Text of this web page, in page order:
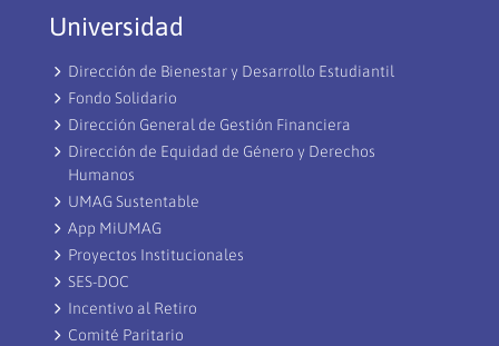
Universidad
Dirección de Bienestar y Desarrollo Estudiantil
Fondo Solidario
Dirección General de Gestión Financiera
Dirección de Equidad de Género y Derechos
Humanos
UMAG Sustentable
App MiUMAG
Proyectos Institucionales
SES-DOC
Incentivo al Retiro
Comité Paritario